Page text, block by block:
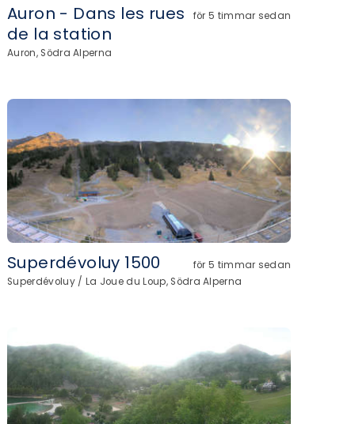
Auron - Dans les rues
de la station
för 5 timmar sedan
Auron, Södra Alperna
Superdévoluy 1500
för 5 timmar sedan
Superdévoluy / La Joue du Loup, Södra Alperna